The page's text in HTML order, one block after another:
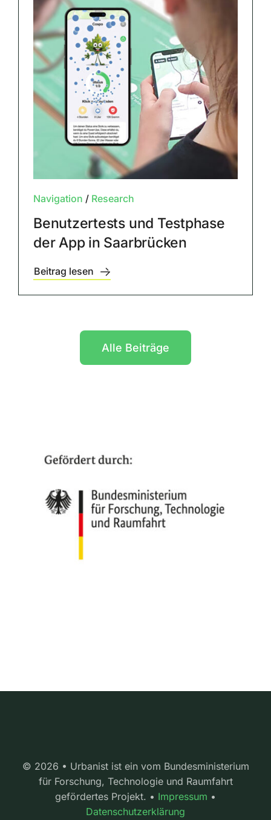
Navigation / Research
Benutzertests und Testphase
der App in Saarbrücken
Beitrag lesen
Alle Beiträge
© 2026 • Urbanist ist ein vom Bundesministerium
für Forschung, Technologie und Raumfahrt
gefördertes Projekt. • Impressum •
Datenschutzerklärung